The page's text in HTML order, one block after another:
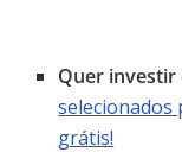
Quer investir
selecionados
grátis!